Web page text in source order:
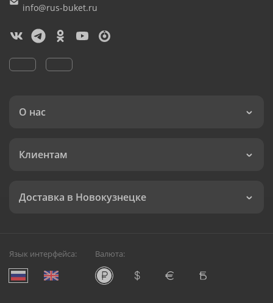
info@rus-buket.ru
О нас
Клиентам
Доставка в Новокузнецке
Язык интерфейса: Валюта: